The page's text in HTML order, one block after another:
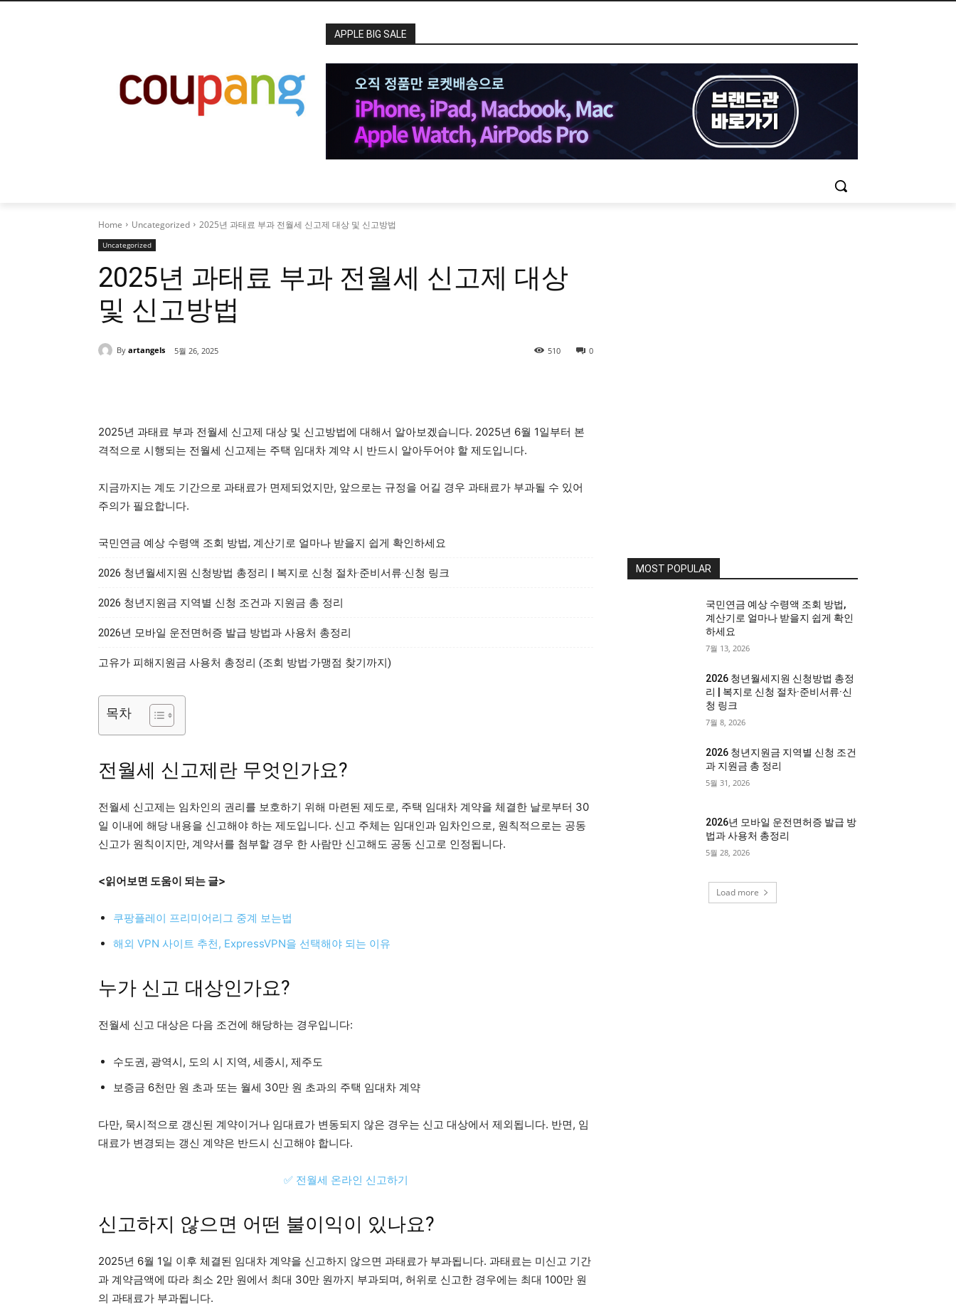
APPLE BIG SALE
Home Uncategorized 2025년 과태료 부과 전월세 신고제 대상 및 신고방법
Uncategorized
2025년 과태료 부과 전월세 신고제 대상
및 신고방법
By artangels 5월 26, 2025 0
510
2025년 과태료 부과 전월세 신고제 대상 및 신고방법에 대해서 알아보겠습니다. 2025년 6월 1일부터 본
격적으로 시행되는 전월세 신고제는 주택 임대차 계약 시 반드시 알아두어야 할 제도입니다.
지금까지는 계도 기간으로 과태료가 면제되었지만, 앞으로는 규정을 어길 경우 과태료가 부과될 수 있어
주의가 필요합니다.
국민연금 예상 수령액 조회 방법, 계산기로 얼마나 받을지 쉽게 확인하세요
2026 청년월세지원 신청방법 총정리 | 복지로 신청 절차·준비서류·신청 링크
2026 청년지원금 지역별 신청 조건과 지원금 총 정리
2026년 모바일 운전면허증 발급 방법과 사용처 총정리
고유가 피해지원금 사용처 총정리 (조회 방법·가맹점 찾기까지)
목차
전월세 신고제란 무엇인가요?
전월세 신고제는 임차인의 권리를 보호하기 위해 마련된 제도로, 주택 임대차 계약을 체결한 날로부터 30
일 이내에 해당 내용을 신고해야 하는 제도입니다. 신고 주체는 임대인과 임차인으로, 원칙적으로는 공동
신고가 원칙이지만, 계약서를 첨부할 경우 한 사람만 신고해도 공동 신고로 인정됩니다.
<읽어보면 도움이 되는 글>
쿠팡플레이 프리미어리그 중계 보는법
해외 VPN 사이트 추천, ExpressVPN을 선택해야 되는 이유
누가 신고 대상인가요?
전월세 신고 대상은 다음 조건에 해당하는 경우입니다:
수도권, 광역시, 도의 시 지역, 세종시, 제주도
보증금 6천만 원 초과 또는 월세 30만 원 초과의 주택 임대차 계약
다만, 묵시적으로 갱신된 계약이거나 임대료가 변동되지 않은 경우는 신고 대상에서 제외됩니다. 반면, 임
대료가 변경되는 갱신 계약은 반드시 신고해야 합니다.
✅ 전월세 온라인 신고하기
신고하지 않으면 어떤 불이익이 있나요?
2025년 6월 1일 이후 체결된 임대차 계약을 신고하지 않으면 과태료가 부과됩니다. 과태료는 미신고 기간
과 계약금액에 따라 최소 2만 원에서 최대 30만 원까지 부과되며, 허위로 신고한 경우에는 최대 100만 원
의 과태료가 부과됩니다.
MOST POPULAR
국민연금 예상 수령액 조회 방법,
계산기로 얼마나 받을지 쉽게 확인
하세요
7월 13, 2026
2026 청년월세지원 신청방법 총정
리 | 복지로 신청 절차·준비서류·신
청 링크
7월 8, 2026
2026 청년지원금 지역별 신청 조건
과 지원금 총 정리
5월 31, 2026
2026년 모바일 운전면허증 발급 방
법과 사용처 총정리
5월 28, 2026
Load more